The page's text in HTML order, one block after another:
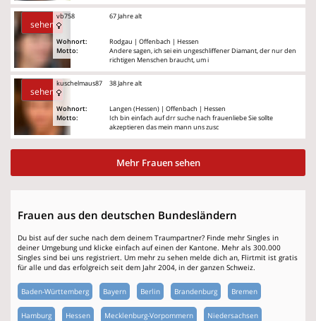
sehen
vb758
Wohnort:
Motto:
67 Jahre alt
Rodgau | Offenbach | Hessen
Andere sagen, ich sei ein ungeschliffener Diamant, der nur den
richtigen Menschen braucht, um i
sehen
kuschelmaus87
Wohnort:
Motto:
38 Jahre alt
Langen (Hessen) | Offenbach | Hessen
Ich bin einfach auf drr suche nach frauenliebe Sie sollte
akzeptieren das mein mann uns zusc
Mehr Frauen sehen
Frauen aus den deutschen Bundesländern
Du bist auf der suche nach dem deinem Traumpartner? Finde mehr Singles in
deiner Umgebung und klicke einfach auf einen der Kantone. Mehr als 300.000
Singles sind bei uns registriert. Um mehr zu sehen melde dich an, Flirtmit ist gratis
für alle und das erfolgreich seit dem Jahr 2004, in der ganzen Schweiz.
Baden-Württemberg Bayern Berlin Brandenburg Bremen
Hamburg Hessen Mecklenburg-Vorpommern Niedersachsen